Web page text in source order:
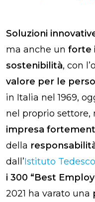
Soluzioni
ma anche un forte
sostenibilità, con
valore per le
in Italia nel 1969,
nel proprio settore,
impresa
della
dall’Istituto
i 300 “Best
2021 ha varato una